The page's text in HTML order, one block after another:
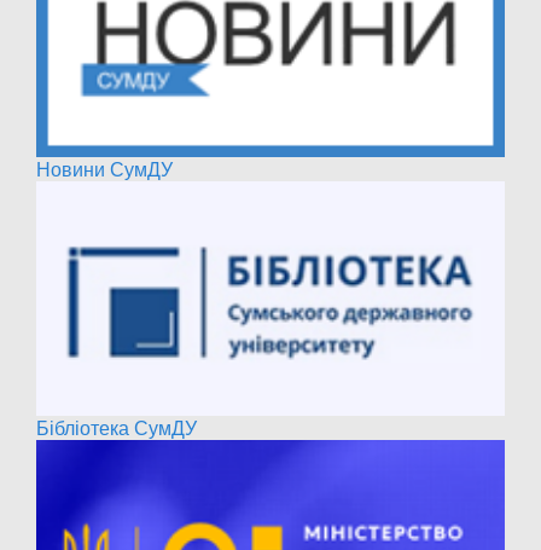
Новини СумДУ
Бібліотека СумДУ